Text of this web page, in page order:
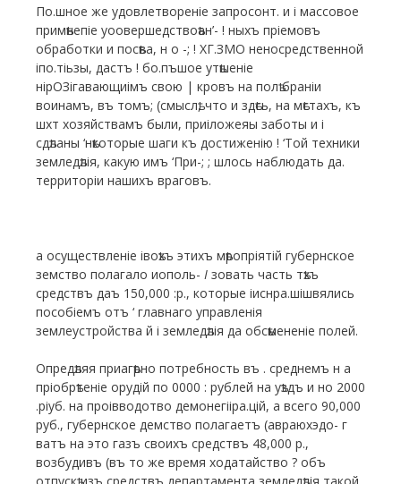
По.шное же удовлетвореніе запросонт. и і массовое
примѣнепіе уоовершедствоѣан’- ! ныхъ пріемовъ
обработки и посѣва, н о -; ! ХГ.ЗМО неносредственной
іпо.тіьзы, дастъ ! бо.пъшое утѣшеніе
нірОЗігавающиімъ свою | кровъ на полѣ браніи
воинамъ, въ томъ; (смыслѣ, что и здѣсь, на мѣстахъ, къ
шхт хозяйствамъ были, приіложеяы заботы и і
сдѣланы ‘нѣкоторые шаги къ достиженію ! ‘Той техники
земледѣлія, какую имъ ‘При-; ; шлось наблюдать да.
территоріи нашихъ враговъ.
а осуществленіе івоѣхъ этихъ мѣропріятій губернское
земство полагало иополь- I зовать часть тѣхъ
средствъ даъ 150,000 :р., которые іиснра.шішвялись
пособіемъ отъ ‘ главнаго управленія
землеустройства й і земледѣлія да обсѣмененіе полей.
Опредѣляя приагѣрно потребность въ . среднемъ н а
пріобрѣтеніе орудій по 0000 : рублей на уѣздъ и но 2000
.ріуб. на проівводотво демонегііра.цій, а всего 90,000
руб., губернское демство полагаетъ (авраюхэдо- г
ватъ на это газъ своихъ средствъ 48,000 р.,
возбудивъ (въ то же время ходатайство ? объ